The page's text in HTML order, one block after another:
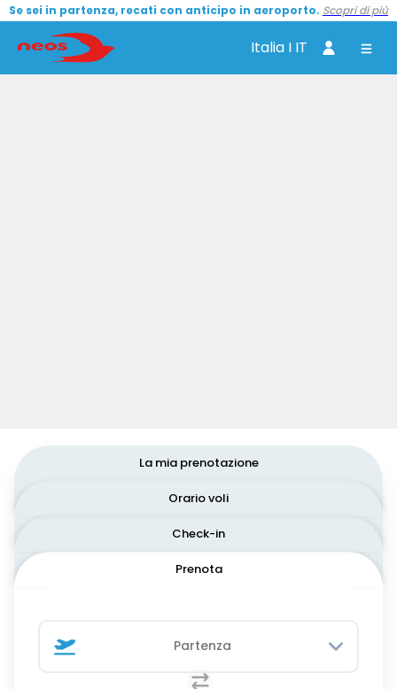
Se sei in partenza, recati con anticipo in aeroporto. Scopri di più
Italia I IT
Prenota
Check-in
Orario voli
La mia prenotazione